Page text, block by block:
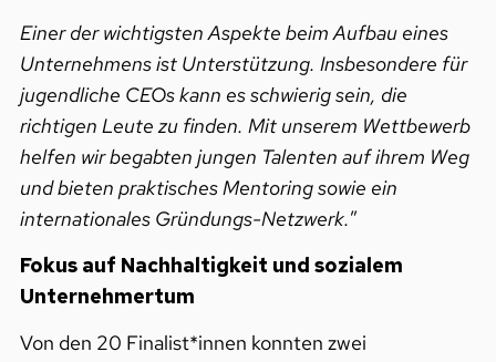
Einer der wichtigsten Aspekte beim Aufbau eines
Unternehmens ist Unterstützung. Insbesondere für
jugendliche CEOs kann es schwierig sein, die
richtigen Leute zu finden. Mit unserem Wettbewerb
helfen wir begabten jungen Talenten auf ihrem Weg
und bieten praktisches Mentoring sowie ein
internationales Gründungs-Netzwerk.”
Fokus auf Nachhaltigkeit und sozialem
Unternehmertum
Von den 20 Finalist*innen konnten zwei